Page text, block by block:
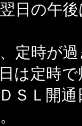
日の午後
定時が
は定時
ＳＬ開通